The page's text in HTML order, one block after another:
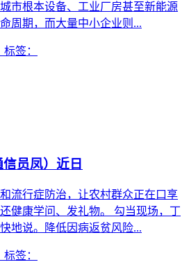
市根本设备、工业厂房甚至新能源
周期，而大量中小企业则...
签：
员凤）近日
流行症防治，让农村群众正在口享
健康学问、发礼物。 勾当现场，丁
地说。降低因病返贫风险...
签：